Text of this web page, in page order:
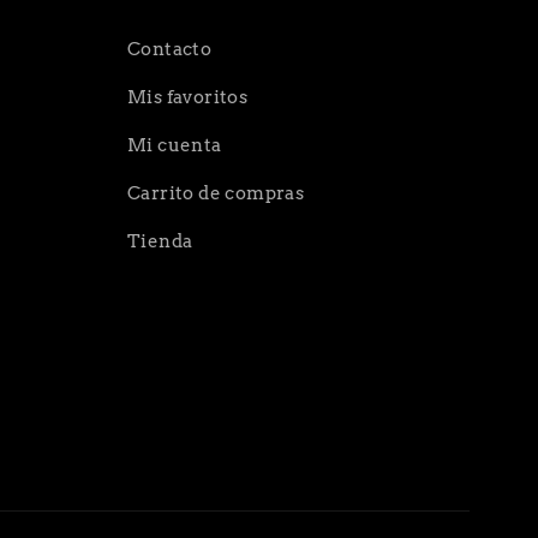
Contacto
Mis favoritos
Mi cuenta
Carrito de compras
Tienda